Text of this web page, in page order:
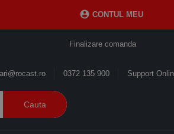
 CONTUL MEU
Finalizare comanda
Support
0372 135 900
Cauta